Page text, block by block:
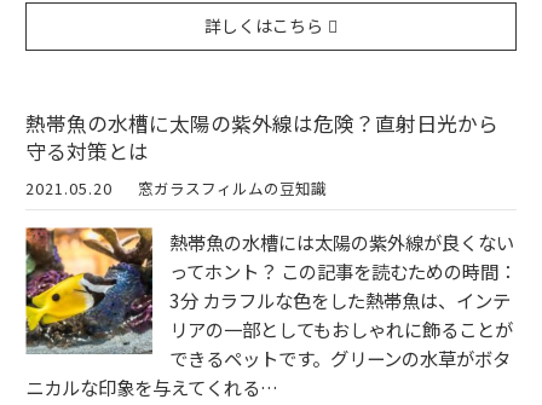
詳しくはこちら
熱帯魚の水槽に太陽の紫外線は危険？直射日光から
守る対策とは
2021.05.20 窓ガラスフィルムの豆知識
熱帯魚の水槽には太陽の紫外線が良くない
ってホント？ この記事を読むための時間：
3分 カラフルな色をした熱帯魚は、インテ
リアの一部としてもおしゃれに飾ることが
できるペットです。グリーンの水草がボタ
ニカルな印象を与えてくれる…